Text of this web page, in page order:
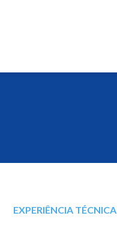
EXPERIÊNCIA TÉCNICA